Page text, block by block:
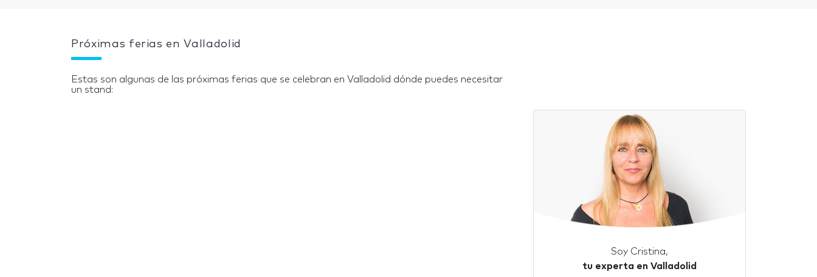
Próximas ferias en Valladolid
Estas son algunas de las próximas ferias que se celebran en Valladolid dónde puedes necesitar
un stand:
Soy Cristina,
tu experta en Valladolid